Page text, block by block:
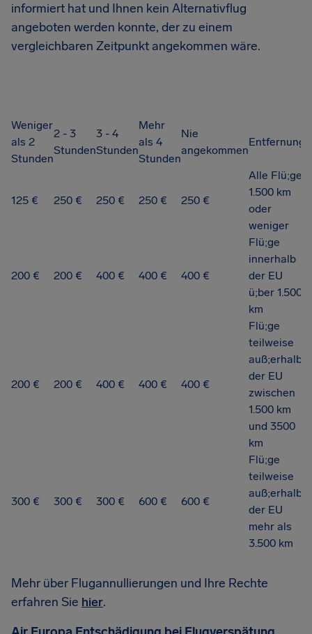
informiert hat und Ihnen kein Alternativflug
angeboten werden konnte, der zu einem
vergleichbaren Zeitpunkt angekommen wäre.
Weniger
als 2
Stunden
2 - 3
Stunden
3 - 4
Stunden
Mehr
als 4
Stunden
Nie
angekommen
Entfernung
125 € 250 € 250 € 250 € 250 €
Alle Flü;ge
1.500 km
oder
weniger
200 € 200 € 400 € 400 € 400 €
Flü;ge
innerhalb
der EU
ü;ber 1.500
km
200 € 200 € 400 € 400 € 400 €
Flü;ge
teilweise
auß;erhalb
der EU
zwischen
1.500 km
und 3500
km
300 € 300 € 300 € 600 € 600 €
Flü;ge
teilweise
auß;erhalb
der EU
mehr als
3.500 km
Mehr über Flugannullierungen und Ihre Rechte
erfahren Sie hier.